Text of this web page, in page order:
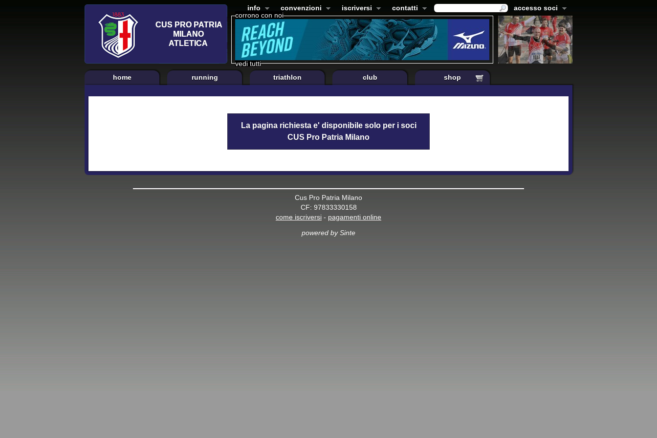
corrono con noi
vedi tutti
info convenzioni iscriversi contatti accesso soci
home running triathlon club shop
La pagina richiesta e' disponibile solo per i soci
CUS Pro Patria Milano
Cus Pro Patria Milano
CF: 97833330158
come iscriversi - pagamenti online
powered by Sinte